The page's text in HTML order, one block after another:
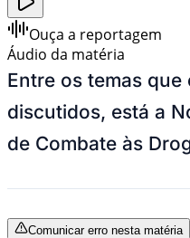
Ouça a reportagem
Áudio da matéria
Entre os temas que
discutidos, está a
de Combate às
Comunicar erro nesta matéria